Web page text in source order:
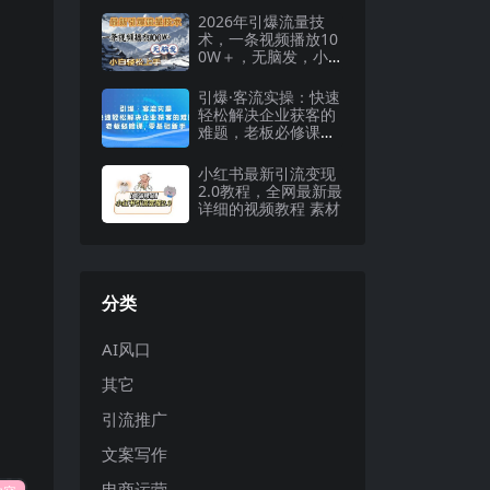
2026年引爆流量技
术，一条视频播放10
0W＋，无脑发，小白
引爆·客流实操：快速
轻松解决企业获客的
难题，老板必修课，
小红书最新引流变现
2.0教程，全网最新最
详细的视频教程 素材
分类
AI风口
其它
引流推广
文案写作